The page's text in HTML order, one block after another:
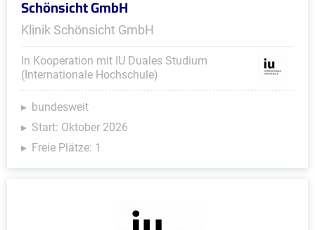
Schönsicht GmbH
Klinik Schönsicht GmbH
In Kooperation mit IU Duales Studium
(Internationale Hochschule)
bundesweit
Start: Oktober 2026
Freie Plätze: 1